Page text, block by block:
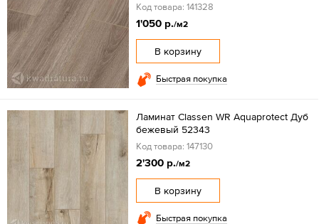
Код товара: 141328
1'050 р./м2
В корзину
Быстрая покупка
Ламинат Classen WR Aquaprotect Дуб
бежевый 52343
Код товара: 147130
2'300 р./м2
В корзину
Быстрая покупка